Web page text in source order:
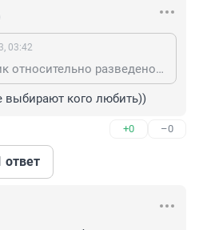
03:42
а что у вас за пунктик относительно разведенок ? что-то личное и очень болезненное ? я почему спрашиваю : тему разведенных женщин вы поднимаете в каждом своем комментарии и неважно о чем идет речь .Что с вами , какая травма из прошлого ?
выбирают кого любить))
+0 –0
ответ